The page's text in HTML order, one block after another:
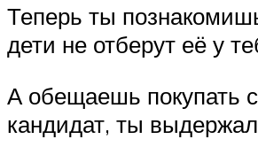
Теперь ты
дети не отберут её у
А обещаешь покупать
кандидат, ты